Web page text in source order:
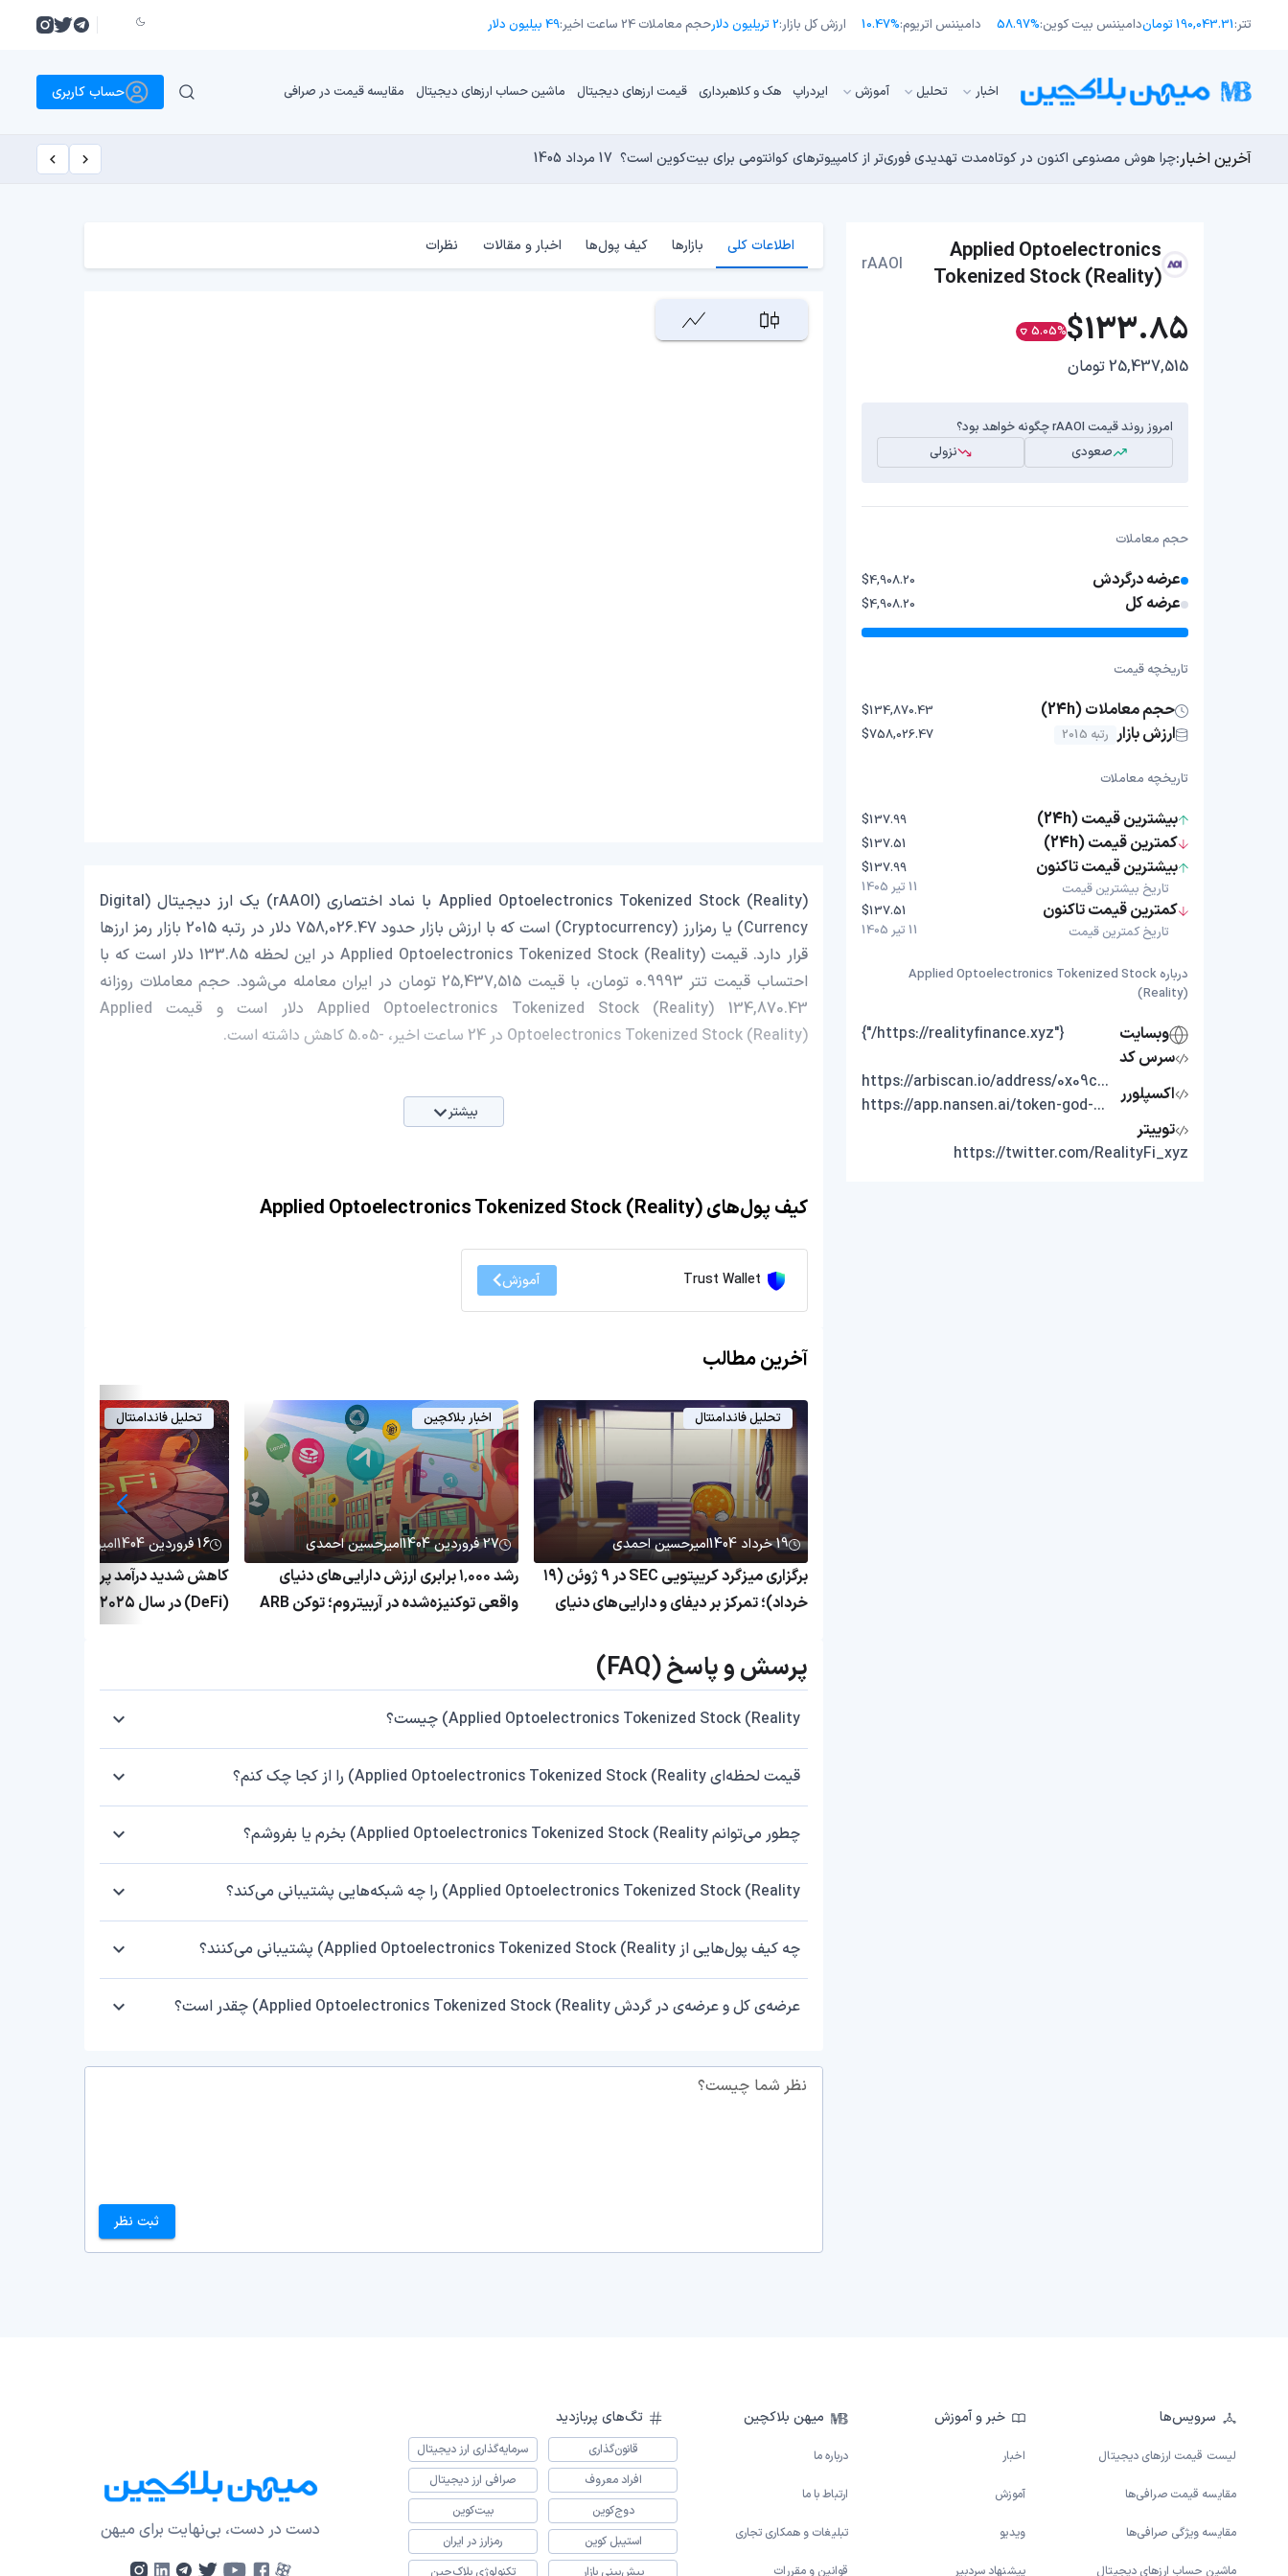
تتر:190,043.31 تومان دامیننس بیت کوین:58.97% دامیننس اتریوم:10.47% ارزش کل بازار:2 تریلیون دلار حجم معاملات 24 ساعت اخیر: 49 بیلیون دلار
اﺧﺒﺎر تحلیل آموزش ایردراپ هک و کلاهبرداری قیمت ارزهای دیجیتال ماشین حساب ارزهای دیجیتال مقایسه قیمت در صرافی حساب کاربری
آخرین اخبار:چرا هوش مصنوعی اکنون در کوتاه‌مدت تهدیدی فوری‌تر از کامپیوترهای کوانتومی برای بیت‌کوین است؟ 17 مرداد 1405 مایکل ترپین: متاسفم، بیت‌کوین به سمت ۴۳,۵۰۰ دلار در حال سقوط است 16 مرداد 1405 توسعه‌دهندگان بیت‌کوین ۸۵ باگ بحرانی را در یک وضعیت «فوق‌العاده بد» شناسایی کردند 15 مرداد 1405 اوج‌گیری طلا با تقاضای چین؛ چرا قیمت بیت کوین در ۶۴ هزار دلار درجا می‌زند؟ 15 مرداد 1405
بدترین نمودار برای گاوهای بیت کوین؛ آیا دوران رالی‌های نجومی به پایان رسیده است؟ 14 مرداد 1405
Applied Optoelectronics
Tokenized Stock (Reality)
rAAOI
$133.85
5.05%
25,437,515 تومان
امروز روند قیمت rAAOI چگونه خواهد بود؟
صعودی
نزولی
حجم معاملات
عرضه درگردش $4,908.20
عرضه کل $4,908.20
تاریخچه قیمت
حجم معاملات (24h) $134,870.43
ارزش بازار رتبه 2015 $758,026.47
تاریخچه معاملات
بیشترین قیمت (24h) $137.99
کمترین قیمت (24h) $137.51
بیشترین قیمت تاکنون
تاریخ بیشترین قیمت
$137.99
11 تیر 1405
کمترین قیمت تاکنون
تاریخ کمترین قیمت
$137.51
11 تیر 1405
درباره Applied Optoelectronics Tokenized Stock
(Reality)
وبسایت
{"https://realityfinance.xyz/"}
سرس کد
اکسپلورر
https://arbiscan.io/address/0x09cef543943c8092a59c4191b434cf626c43a324
https://app.nansen.ai/token-god-mode?chain=arbitrum&tab=transactions&tokenAddress=0x09cef543943c8092a59c4191b434cf626c43a324
توییتر
https://twitter.com/RealityFi_xyz
اطلاعات کلی بازارها کیف پول‌ها اخبار و مقالات نظرات
Applied Optoelectronics Tokenized Stock (Reality) با نماد اختصاری (rAAOI) یک ارز دیجیتال (Digital
Currency) یا رمزارز (Cryptocurrency) است که با ارزش بازار حدود 758,026.47 دلار در رتبه 2015 بازار رمز ارزها
قرار دارد. قیمت Applied Optoelectronics Tokenized Stock (Reality) در این لحظه 133.85 دلار است که با
احتساب قیمت تتر 0.9993 تومان، با قیمت 25,437,515 تومان در ایران معامله می‌شود. حجم معاملات روزانه
Applied Optoelectronics Tokenized Stock (Reality) 134,870.43 دلار است و قیمت Applied
Optoelectronics Tokenized Stock (Reality) در 24 ساعت اخیر، -5.05 کاهش داشته است.
بیشتر
کیف پول‌های Applied Optoelectronics Tokenized Stock (Reality)
Trust Wallet آموزش
آخرین مطالب
تحلیل فاندامنتال
19 خرداد 1404 امیرحسین احمدی
برگزاری میزگرد کریپتویی SEC در ۹ ژوئن (۱۹
خرداد)؛ تمرکز بر دیفای و دارایی‌های دنیای
اخبار بلاکچین
27 فروردین 1404 امیرحسین احمدی
رشد ۱٬۰۰۰ برابری ارزش دارایی‌های دنیای
واقعی توکنیزه‌شده در آربیتروم؛ توکن ARB
تحلیل فاندامنتال
16 فروردین 1404 امیرحسین احمدی
کاهش شدید درآمد پروتکل‌های دیفای
غیرمتمرکز ادامه دارد
پرسش و پاسخ (FAQ)
Applied Optoelectronics Tokenized Stock (Reality) چیست؟
قیمت لحظه‌ای Applied Optoelectronics Tokenized Stock (Reality) را از کجا چک کنم؟
چطور می‌توانم Applied Optoelectronics Tokenized Stock (Reality) بخرم یا بفروشم؟
Applied Optoelectronics Tokenized Stock (Reality) را چه شبکه‌هایی پشتیبانی می‌کند؟
چه کیف پول‌هایی از Applied Optoelectronics Tokenized Stock (Reality) پشتیبانی می‌کنند؟
عرضه‌ی کل و عرضه‌ی در گردش Applied Optoelectronics Tokenized Stock (Reality) چقدر است؟
نظر شما چیست؟
ثبت نظر
سرویس‌ها
لیست قیمت ارزهای دیجیتال
مقایسه قیمت صرافی‌ها
مقایسه ویژگی صرافی‌ها
ماشین حساب ارزهای دیجیتال
خبر و آموزش
اخبار
آموزش
ویدیو
پیشنهاد سردبیر
میهن بلاکچین
درباره ما
ارتباط با ما
تبلیغات و همکاری تجاری
قوانین و مقررات
تگ‌های پربازدید
قانون‌گذاری
سرمایه‌گذاری ارز دیجیتال
افراد معروف
صرافی ارز دیجیتال
دوج‌کوین
بیت‌کوین
استیبل کوین
رمزارز در ایران
پیش‌بینی بازار
تکنولوژی بلاک‌چین
دست در دست، بی‌نهایت برای میهن